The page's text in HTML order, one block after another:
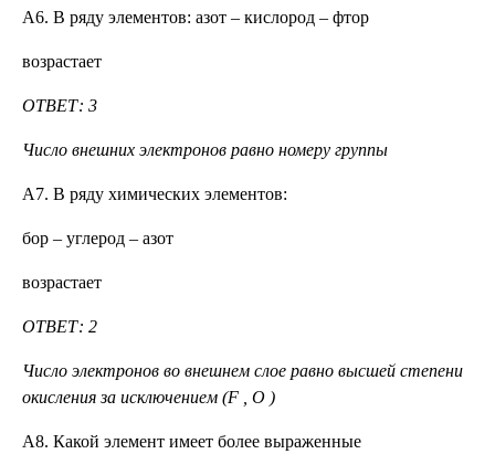
А6. В ряду элементов: азот – кислород – фтор
возрастает
ОТВЕТ: 3
Число внешних электронов равно номеру группы
А7. В ряду химических элементов:
бор – углерод – азот
возрастает
ОТВЕТ: 2
Число электронов во внешнем слое равно высшей степени
окисления за исключением (F O )
А8. Какой элемент имеет более выраженные